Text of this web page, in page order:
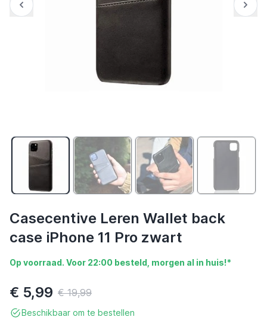
Casecentive Leren Wallet back
case iPhone 11 Pro zwart
Op voorraad. Voor 22:00 besteld, morgen al in huis!*
€ 5,99 € 19,99
Beschikbaar om te bestellen